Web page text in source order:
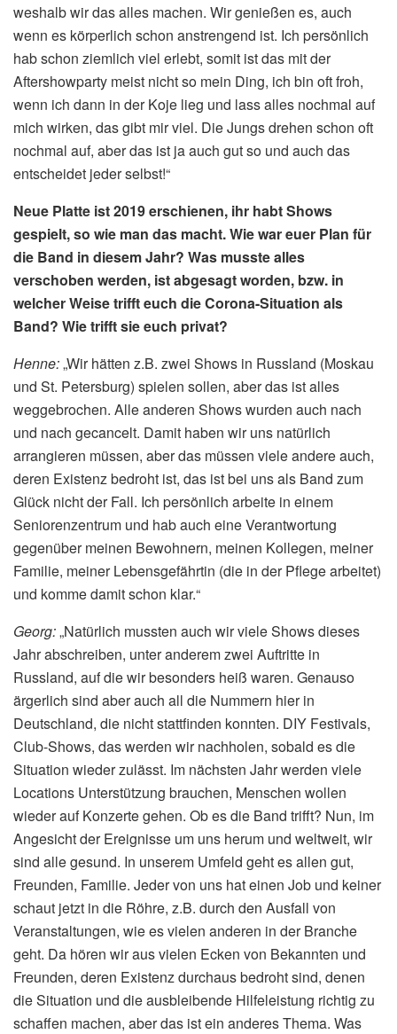
weshalb wir das alles machen. Wir genießen es, auch
wenn es körperlich schon anstrengend ist. Ich persönlich
hab schon ziemlich viel erlebt, somit ist das mit der
Aftershowparty meist nicht so mein Ding, ich bin oft froh,
wenn ich dann in der Koje lieg und lass alles nochmal auf
mich wirken, das gibt mir viel. Die Jungs drehen schon oft
nochmal auf, aber das ist ja auch gut so und auch das
entscheidet jeder selbst!“
Neue Platte ist 2019 erschienen, ihr habt Shows
gespielt, so wie man das macht. Wie war euer Plan für
die Band in diesem Jahr? Was musste alles
verschoben werden, ist abgesagt worden, bzw. in
welcher Weise trifft euch die Corona-Situation als
Band? Wie trifft sie euch privat?
Henne:„Wir hätten z.B. zwei Shows in Russland (Moskau
und St. Petersburg) spielen sollen, aber das ist alles
weggebrochen. Alle anderen Shows wurden auch nach
und nach gecancelt. Damit haben wir uns natürlich
arrangieren müssen, aber das müssen viele andere auch,
deren Existenz bedroht ist, das ist bei uns als Band zum
Glück nicht der Fall. Ich persönlich arbeite in einem
Seniorenzentrum und hab auch eine Verantwortung
gegenüber meinen Bewohnern, meinen Kollegen, meiner
Familie, meiner Lebensgefährtin (die in der Pflege arbeitet)
und komme damit schon klar.“
Georg:„Natürlich mussten auch wir viele Shows dieses
Jahr abschreiben, unter anderem zwei Auftritte in
Russland, auf die wir besonders heiß waren. Genauso
ärgerlich sind aber auch all die Nummern hier in
Deutschland, die nicht stattfinden konnten. DIY Festivals,
Club-Shows, das werden wir nachholen, sobald es die
Situation wieder zulässt. Im nächsten Jahr werden viele
Locations Unterstützung brauchen, Menschen wollen
wieder auf Konzerte gehen. Ob es die Band trifft? Nun, im
Angesicht der Ereignisse um uns herum und weltweit, wir
sind alle gesund. In unserem Umfeld geht es allen gut,
Freunden, Familie. Jeder von uns hat einen Job und keiner
schaut jetzt in die Röhre, z.B. durch den Ausfall von
Veranstaltungen, wie es vielen anderen in der Branche
geht. Da hören wir aus vielen Ecken von Bekannten und
Freunden, deren Existenz durchaus bedroht sind, denen
die Situation und die ausbleibende Hilfeleistung richtig zu
schaffen machen, aber das ist ein anderes Thema. Was